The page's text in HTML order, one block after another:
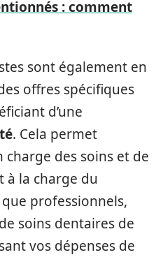
: comment
sont également en
offres spécifiques
d’une
. Cela permet
charge des soins et de
à la charge du
professionnels,
soins dentaires de
vos dépenses de